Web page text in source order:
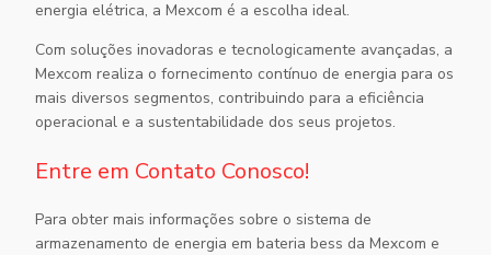
energia elétrica, a Mexcom é a escolha ideal.
Com soluções inovadoras e tecnologicamente avançadas, a
Mexcom realiza o fornecimento contínuo de energia para os
mais diversos segmentos, contribuindo para a eficiência
operacional e a sustentabilidade dos seus projetos.
Entre em Contato Conosco!
Para obter mais informações sobre o sistema de
armazenamento de energia em bateria bess da Mexcom e